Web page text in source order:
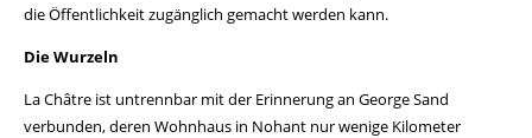
die Öffentlichkeit zugänglich gemacht werden kann.
Die Wurzeln
La Châtre ist untrennbar mit der Erinnerung an George Sand
verbunden, deren Wohnhaus in Nohant nur wenige Kilometer